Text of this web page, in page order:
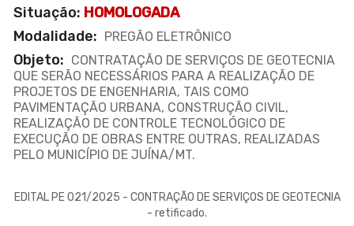
Situação: HOMOLOGADA
Modalidade: PREGÃO ELETRÔNICO
Objeto: CONTRATAÇÃO DE SERVIÇOS DE GEOTECNIA
QUE SERÃO NECESSÁRIOS PARA A REALIZAÇÃO DE
PROJETOS DE ENGENHARIA, TAIS COMO
PAVIMENTAÇÃO URBANA, CONSTRUÇÃO CIVIL,
REALIZAÇÃO DE CONTROLE TECNOLÓGICO DE
EXECUÇÃO DE OBRAS ENTRE OUTRAS, REALIZADAS
PELO MUNICÍPIO DE JUÍNA/MT.
EDITAL PE 021/2025 - CONTRAÇÃO DE SERVIÇOS DE GEOTECNIA
- retificado.